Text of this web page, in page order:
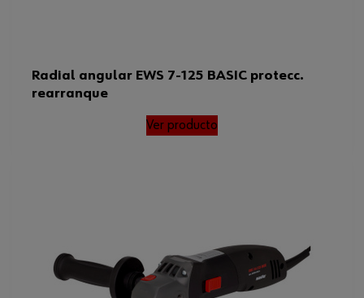
Radial angular EWS 7-125 BASIC protecc.
rearranque
Ver producto